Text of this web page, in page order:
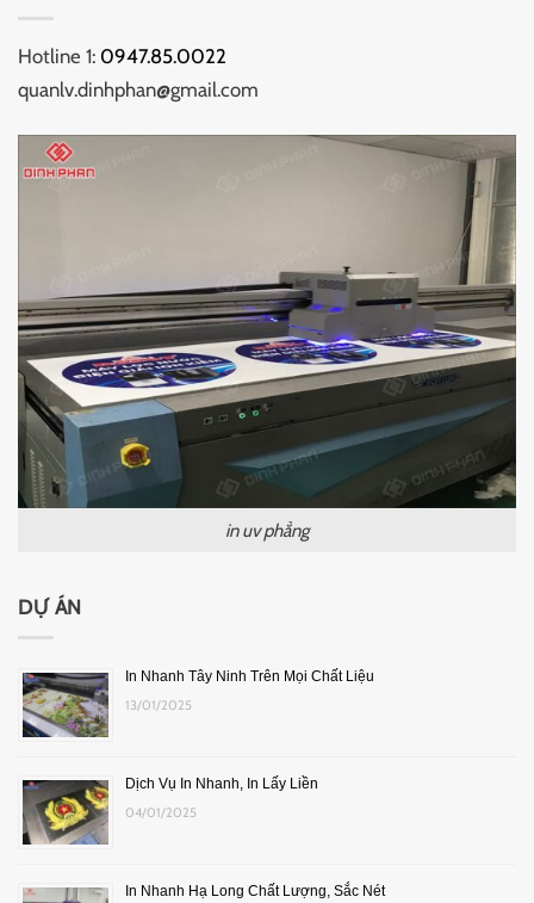
Hotline 1: 0947.85.0022
quanlv.dinhphan@gmail.com
in uv phẳng
DỰ ÁN
In Nhanh Tây Ninh Trên Mọi Chất Liệu
13/01/2025
Dịch Vụ In Nhanh, In Lấy Liền
04/01/2025
In Nhanh Hạ Long Chất Lượng, Sắc Nét